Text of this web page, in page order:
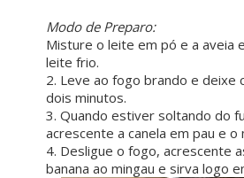
Modo de Preparo:
Misture o leite em pó e a aveia
leite frio.
2. Leve ao fogo brando e deixe
dois minutos.
3. Quando estiver soltando do
acrescente a canela em pau e o
4. Desligue o fogo, acrescente
banana ao mingau e sirva logo